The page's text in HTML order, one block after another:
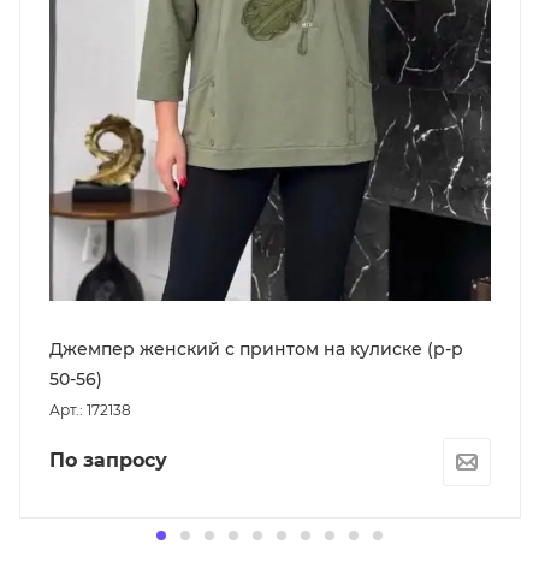
Джемпер женский с принтом на кулиске (р-р
50-56)
Арт.: 172138
По запросу